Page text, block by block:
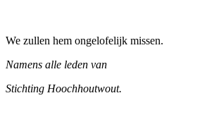
We zullen hem ongelofelijk missen.
Namens alle leden van
Stichting Hoochhoutwout.